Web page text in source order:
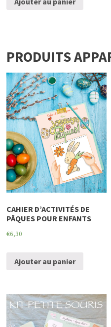
PRODUITS
CAHIER D’ACTIVITÉS DE
PÂQUES POUR ENFANTS
€6,30
Ajouter au panier